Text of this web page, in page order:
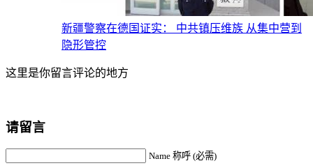
新疆警察在德国证实： 中共镇压维族 从集中营到
隐形管控
这里是你留言评论的地方
请留言
Name 称呼 (必需)